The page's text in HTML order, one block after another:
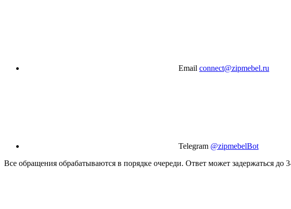
Email connect@zipmebel.ru
Telegram @zipmebelBot
Все обращения обрабатываются в порядке очереди. Ответ может задержаться до